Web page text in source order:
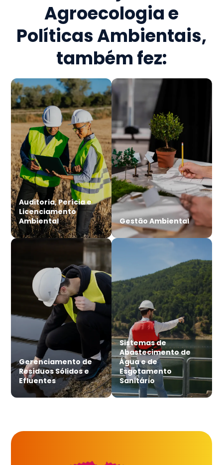
Agroecologia e
Políticas Ambientais,
também fez:
Auditoria, Perícia e
Licenciamento
Ambiental
Gestão Ambiental
Gerenciamento de
Resíduos Sólidos e
Efluentes
Sistemas de
Abastecimento de
Água e de
Esgotamento
Sanitário